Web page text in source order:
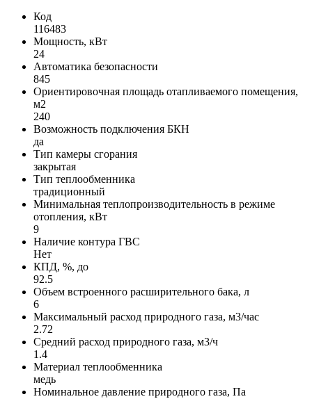
Код
116483
Мощность, кВт
24
Автоматика безопасности
845
Ориентировочная площадь отапливаемого помещения,
м2
240
Возможность подключения БКН
да
Тип камеры сгорания
закрытая
Тип теплообменника
традиционный
Минимальная теплопроизводительность в режиме
отопления, кВт
9
Наличие контура ГВС
Нет
КПД, %, до
92.5
Объем встроенного расширительного бака, л
6
Максимальный расход природного газа, м3/час
2.72
Средний расход природного газа, м3/ч
1.4
Материал теплообменника
медь
Номинальное давление природного газа, Па